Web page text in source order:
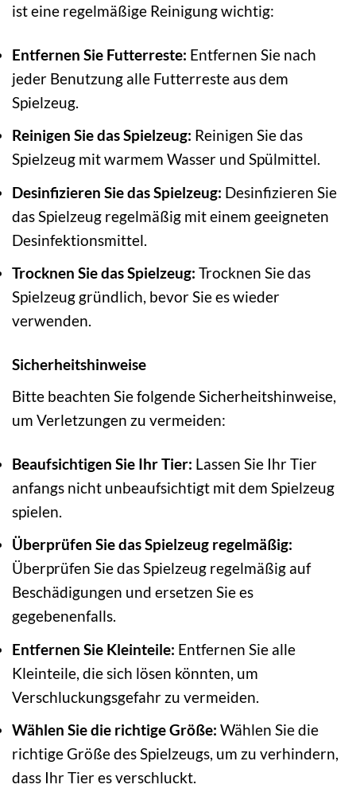
ist eine regelmäßige Reinigung wichtig:
Entfernen Sie Futterreste: Entfernen Sie nach
jeder Benutzung alle Futterreste aus dem
Spielzeug.
Reinigen Sie das Spielzeug: Reinigen Sie das
Spielzeug mit warmem Wasser und Spülmittel.
Desinfizieren Sie das Spielzeug: Desinfizieren Sie
das Spielzeug regelmäßig mit einem geeigneten
Desinfektionsmittel.
Trocknen Sie das Spielzeug: Trocknen Sie das
Spielzeug gründlich, bevor Sie es wieder
verwenden.
Sicherheitshinweise
Bitte beachten Sie folgende Sicherheitshinweise,
um Verletzungen zu vermeiden:
Beaufsichtigen Sie Ihr Tier: Lassen Sie Ihr Tier
anfangs nicht unbeaufsichtigt mit dem Spielzeug
spielen.
Überprüfen Sie das Spielzeug regelmäßig:
Überprüfen Sie das Spielzeug regelmäßig auf
Beschädigungen und ersetzen Sie es
gegebenenfalls.
Entfernen Sie Kleinteile: Entfernen Sie alle
Kleinteile, die sich lösen könnten, um
Verschluckungsgefahr zu vermeiden.
Wählen Sie die richtige Größe: Wählen Sie die
richtige Größe des Spielzeugs, um zu verhindern,
dass Ihr Tier es verschluckt.